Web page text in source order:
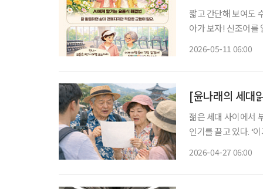
짧고 간단해 보여도
아가 보자! 신조어를
2026-05-11 06:00
[윤나래의 세대
젊은 세대 사이에서
인기를 끌고 있다. ‘
2026-04-27 06:00